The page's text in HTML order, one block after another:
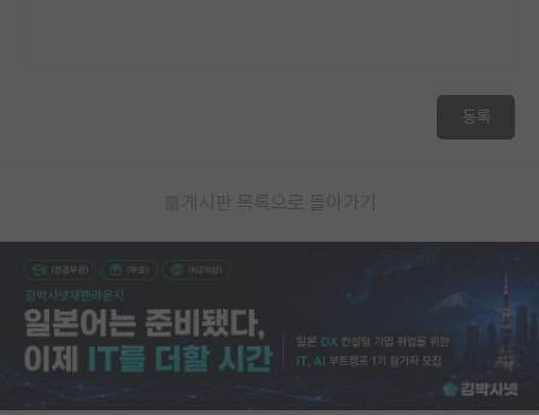
등록
게시판 목록으로 돌아가기